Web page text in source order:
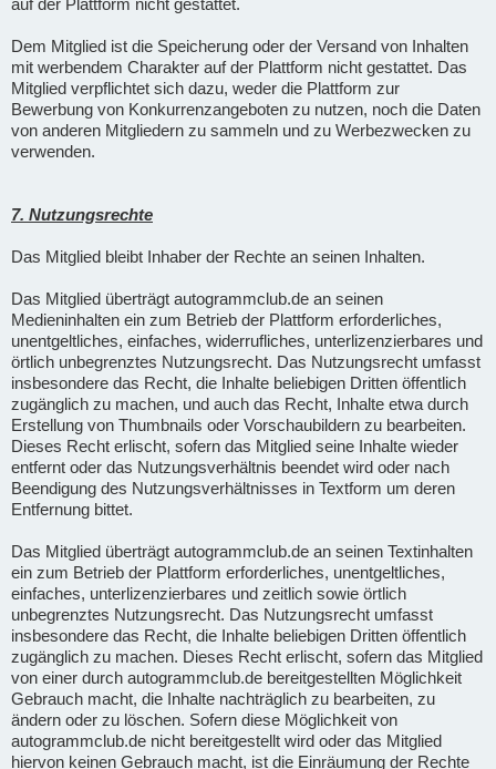
Dem Mitglied ist die Speicherung oder der Versand von Inhalten
mit werbendem Charakter auf der Plattform nicht gestattet. Das
Mitglied verpflichtet sich dazu, weder die Plattform zur
Bewerbung von Konkurrenzangeboten zu nutzen, noch die Daten
von anderen Mitgliedern zu sammeln und zu Werbezwecken zu
verwenden.
7. Nutzungsrechte
Das Mitglied bleibt Inhaber der Rechte an seinen Inhalten.
Das Mitglied überträgt autogrammclub.de an seinen
Medieninhalten ein zum Betrieb der Plattform erforderliches,
unentgeltliches, einfaches, widerrufliches, unterlizenzierbares und
örtlich unbegrenztes Nutzungsrecht. Das Nutzungsrecht umfasst
insbesondere das Recht, die Inhalte beliebigen Dritten öffentlich
zugänglich zu machen, und auch das Recht, Inhalte etwa durch
Erstellung von Thumbnails oder Vorschaubildern zu bearbeiten.
Dieses Recht erlischt, sofern das Mitglied seine Inhalte wieder
entfernt oder das Nutzungsverhältnis beendet wird oder nach
Beendigung des Nutzungsverhältnisses in Textform um deren
Entfernung bittet.
Das Mitglied überträgt autogrammclub.de an seinen Textinhalten
ein zum Betrieb der Plattform erforderliches, unentgeltliches,
einfaches, unterlizenzierbares und zeitlich sowie örtlich
unbegrenztes Nutzungsrecht. Das Nutzungsrecht umfasst
insbesondere das Recht, die Inhalte beliebigen Dritten öffentlich
zugänglich zu machen. Dieses Recht erlischt, sofern das Mitglied
von einer durch autogrammclub.de bereitgestellten Möglichkeit
Gebrauch macht, die Inhalte nachträglich zu bearbeiten, zu
ändern oder zu löschen. Sofern diese Möglichkeit von
autogrammclub.de nicht bereitgestellt wird oder das Mitglied
hiervon keinen Gebrauch macht, ist die Einräumung der Rechte